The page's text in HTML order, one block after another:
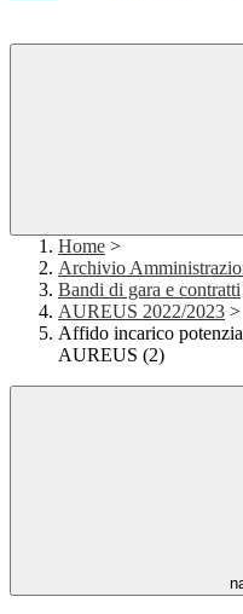
Home >
Archivio
Bandi di gara e contratti
AUREUS 2022/2023 >
Affido incarico
AUREUS (2)